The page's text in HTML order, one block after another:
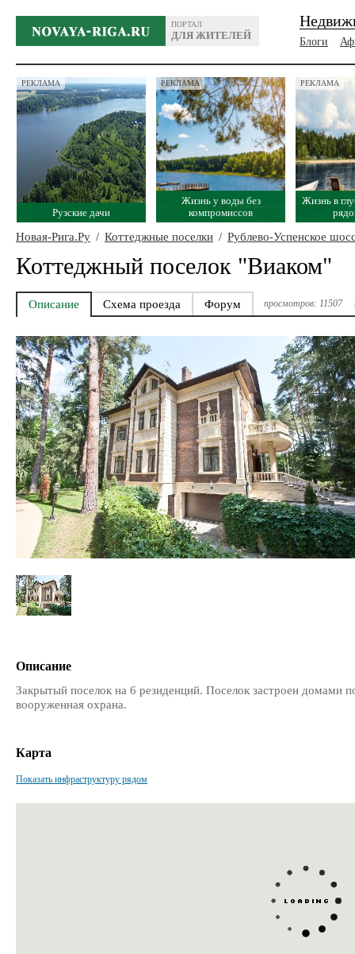
ПОРТАЛ
ДЛЯ ЖИТЕЛЕЙ
Блоги
РЕКЛАМА
Рузские дачи
РЕКЛАМА
Жизнь у воды без
компромиссов
РЕКЛАМА
Жизнь в
Новая-Рига.Ру / Коттеджные поселки / Рублево-Успенское
Коттеджный поселок "Виаком"
Описание Схема проезда Форум просмотров: 11507
Описание
Закрытый поселок на 6 резиденций. Поселок застроен домами
вооруженная охрана.
Карта
Показать инфраструктуру рядом